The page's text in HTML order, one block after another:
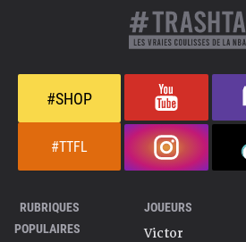
#SHOP
#TTFL
RUBRIQUES
POPULAIRES
JOUEURS
Victor